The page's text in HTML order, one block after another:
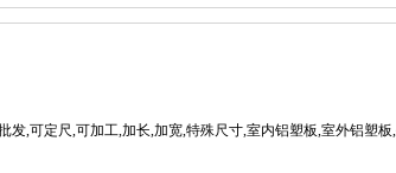
发,可定尺,可加工,加长,加宽,特殊尺寸,室内铝塑板,室外铝塑